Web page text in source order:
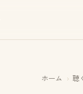
ホーム 聴